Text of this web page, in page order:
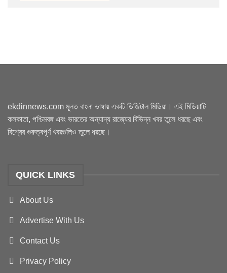
ekdinnews.com মূলত বাংলা ভাষায় একটি ডিজিটাল মিডিয়া। এই মিডিয়াটি
কলকাতা, পশ্চিমবঙ্গ এবং ভারতের অন্যান্য রাজ্যের বিভিন্ন খবর তুলে ধরছে এবং
বিশ্বের গুরুত্বপূর্ণ খবরগুলিও তুলে ধরছে।
QUICK LINKS
About Us
Advertise With Us
Contact Us
Privacy Policy